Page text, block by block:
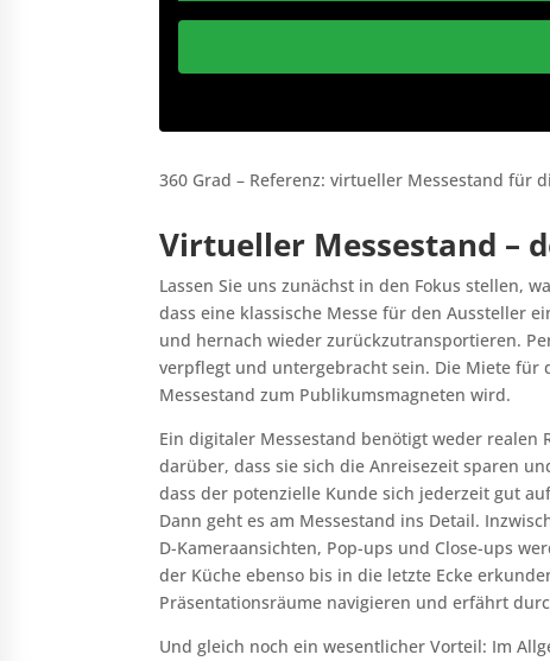
360 Grad – Referenz: virtueller Messestand für
Virtueller Messestand –
Lassen Sie uns zunächst in den Fokus stellen,
dass eine klassische Messe für den Aussteller
und hernach wieder zurückzutransportieren.
verpflegt und untergebracht sein. Die Miete für
Messestand zum Publikumsmagneten wird.
Ein digitaler Messestand benötigt weder
darüber, dass sie sich die Anreisezeit sparen
dass der potenzielle Kunde sich jederzeit gut
Dann geht es am Messestand ins Detail.
D-Kameraansichten, Pop-ups und Close-ups
der Küche ebenso bis in die letzte Ecke
Präsentationsräume navigieren und erfährt
Und gleich noch ein wesentlicher Vorteil: Im